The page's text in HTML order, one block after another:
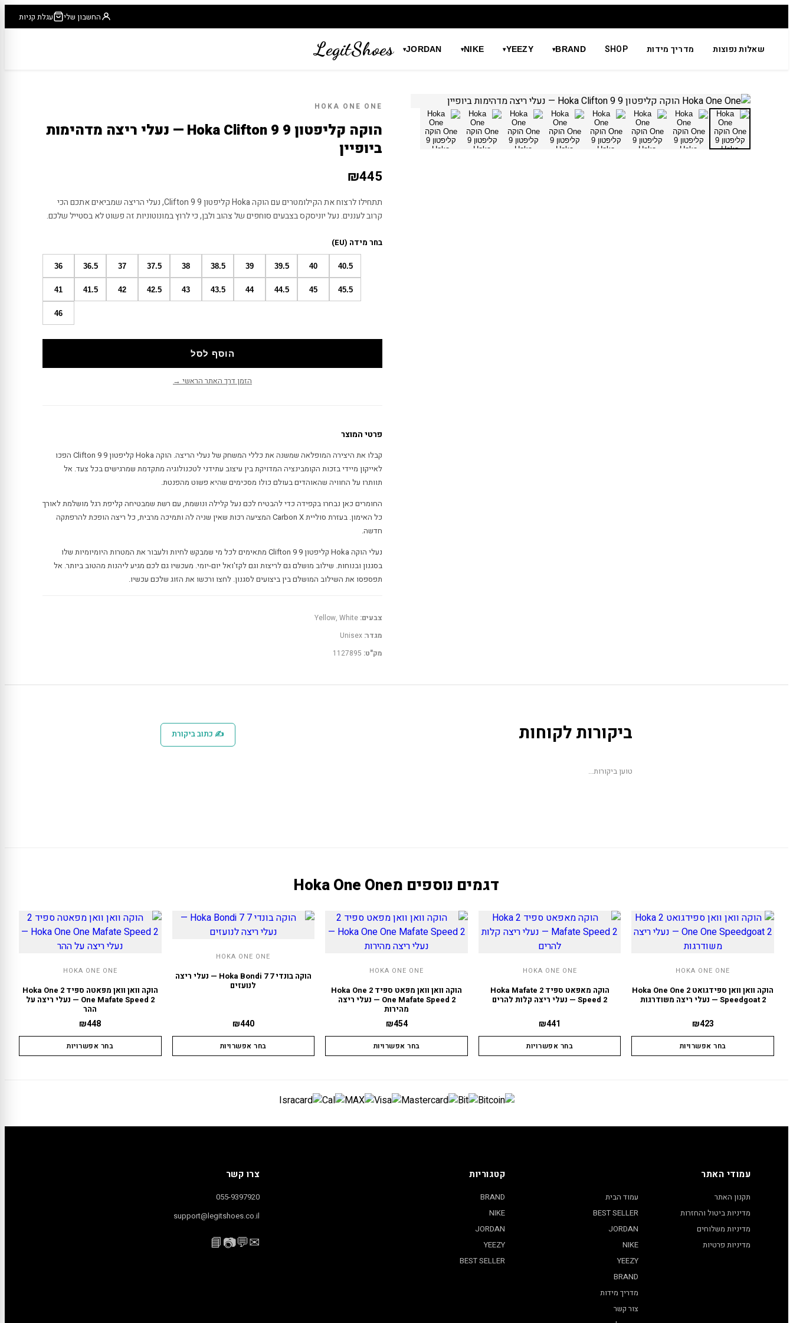
החשבון שלי עגלת קניות
JORDAN
▾ NIKE
▾ YEEZY
▾ BRAND
▾ SHOP מדריך מידות שאלות נפוצות LegitShoes
HOKA ONE ONE
הוקה קליפטון 9 Hoka Clifton 9 — נעלי ריצה מדהימות
ביופיין
₪445
תתחילו לרצוח את הקילומטרים עם הוקה Hoka קליפטון 9 Clifton 9, נעלי הריצה שמביאים אתכם הכי
קרוב לעננים. נעל יוניסקס בצבעים סוחפים של צהוב ולבן, כי לרוץ במונוטוניות זה פשוט לא בסטייל שלכם.
בחר מידה (EU)
36 36.5 37 37.5 38 38.5 39 39.5 40 40.5
41 41.5 42 42.5 43 43.5 44 44.5 45 45.5
46
הוסף לסל
הזמן דרך האתר הראשי →
פרטי המוצר
קבלו את היצירה המופלאה שמשנה את כללי המשחק של נעלי הריצה. הוקה Hoka קליפטון 9 Clifton 9 הפכו
לאייקון מיידי בזכות הקומבינציה המדויקת בין עיצוב עתידני לטכנולוגיה מתקדמת שמרגישים בכל צעד. אל
תוותרו על החוויה שהאוהדים בעולם כולו מסכימים שהיא פשוט מהפנטת.
החומרים כאן נבחרו בקפידה כדי להבטיח לכם נעל קלילה ונושמת, עם רשת שמבטיחה קליפת רגל מושלמת לאורך
כל האימון. בעזרת סוליית Carbon X המציעה רכות שאין שניה לה ותמיכה מרבית, כל ריצה הופכת להרפתקה
חדשה.
נעלי הוקה Hoka קליפטון 9 Clifton 9 מתאימים לכל מי שמבקש לחיות ולעבור את המטרות היומיומיות שלו
בסגנון ובנוחות. שילוב מושלם גם לריצות וגם לקז'ואל יום-יומי. מעכשיו גם לכם מגיע ליהנות מהטוב ביותר. אל
תפספסו את השילוב המושלם בין ביצועים לסגנון. לחצו ורכשו את הזוג שלכם עכשיו.
צבעים: Yellow, White
מגדר: Unisex
מק"ט: 1127895
ביקורות לקוחות ✍ כתוב ביקורת
טוען ביקורות...
דגמים נוספים מHoka One One
HOKA ONE ONE
הוקה וואן וואן ספידגואט 2 Hoka One One
Speedgoat 2 — נעלי ריצה משודרגות
₪423
בחר אפשרויות
HOKA ONE ONE
הוקה מאפאט ספיד 2 Hoka Mafate
Speed 2 — נעלי ריצה קלות להרים
₪441
בחר אפשרויות
HOKA ONE ONE
הוקה וואן וואן מפאט ספיד 2 Hoka One
One Mafate Speed 2 — נעלי ריצה
מהירות
₪454
בחר אפשרויות
HOKA ONE ONE
הוקה בונדי 7 Hoka Bondi 7 — נעלי ריצה
לנועזים
₪440
בחר אפשרויות
HOKA ONE ONE
הוקה וואן וואן מפאטה ספיד 2 Hoka One
One Mafate Speed 2 — נעלי ריצה על
ההר
₪448
בחר אפשרויות
עמודי האתר
תקנון האתר
מדיניות ביטול והחזרות
מדיניות משלוחים
מדיניות פרטיות
עמוד הבית
BEST SELLER
JORDAN
NIKE
YEEZY
BRAND
מדריך מידות
צור קשר
קטגוריות
BRAND
NIKE
JORDAN
YEEZY
BEST SELLER
צרו קשר
055-9397920
support@legitshoes.co.il
✉
💬
📷
📘